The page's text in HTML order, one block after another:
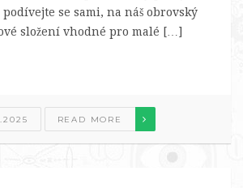
se sami, na náš obrovský
složení vhodné pro malé […]
READ MORE